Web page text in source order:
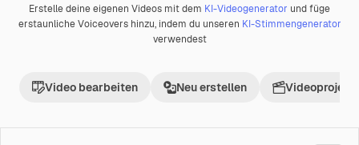
PremiumKI-generiert
Erstelle deine eigenen Videos mit dem KI-Videogenerator und füge
erstaunliche Voiceovers hinzu, indem du unseren KI-Stimmengenerator
verwendest
Video bearbeiten Neu erstellen Videoprojekt